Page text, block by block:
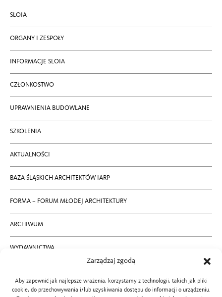
Zarządzaj zgodą
Aby zapewnić jak najlepsze wrażenia, korzystamy z technologii, takich jak pliki
cookie, do przechowywania i/lub uzyskiwania dostępu do informacji o urządzeniu.
SLOIA
ORGANY I ZESPOŁY
INFORMACJE SLOIA
CZŁONKOSTWO
UPRAWNIENIA BUDOWLANE
SZKOLENIA
AKTUALNOŚCI
BAZA ŚLĄSKICH ARCHITEKTÓW IARP
FORMA – FORUM MŁODEJ ARCHITEKTURY
ARCHIWUM
WYDAWNICTWA